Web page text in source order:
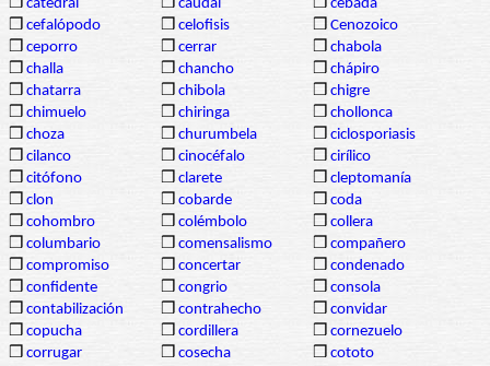
❒ catedral ❒ caudal ❒ cebada
❒ cefalópodo ❒ celofisis ❒ Cenozoico
❒ ceporro ❒ cerrar ❒ chabola
❒ challa ❒ chancho ❒ chápiro
❒ chatarra ❒ chibola ❒ chigre
❒ chimuelo ❒ chiringa ❒ chollonca
❒ choza ❒ churumbela ❒ ciclosporiasis
❒ cilanco ❒ cinocéfalo ❒ cirílico
❒ citófono ❒ clarete ❒ cleptomanía
❒ clon ❒ cobarde ❒ coda
❒ cohombro ❒ colémbolo ❒ collera
❒ columbario ❒ comensalismo ❒ compañero
❒ compromiso ❒ concertar ❒ condenado
❒ confidente ❒ congrio ❒ consola
❒ contabilización ❒ contrahecho ❒ convidar
❒ copucha ❒ cordillera ❒ cornezuelo
❒ corrugar ❒ cosecha ❒ cototo